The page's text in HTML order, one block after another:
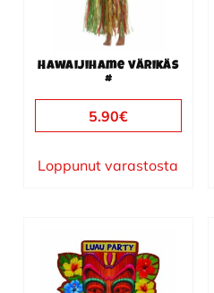
Hawaijihame värikäs
#
5.90€
Loppunut varastosta